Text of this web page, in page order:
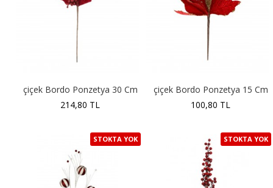
çiçek Bordo Ponzetya 30 Cm
214,80 TL
çiçek Bordo Ponzetya 15 Cm
100,80 TL
STOKTA YOK STOKTA YOK